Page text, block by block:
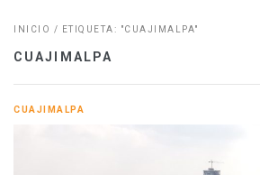
INICIO / ETIQUETA: "CUAJIMALPA"
CUAJIMALPA
CUAJIMALPA